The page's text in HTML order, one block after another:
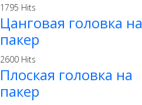
1795 Hits
Цанговая головка на
пакер
2600 Hits
Плоская головка на
пакер